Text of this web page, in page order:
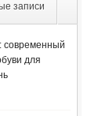
записи
современный
для